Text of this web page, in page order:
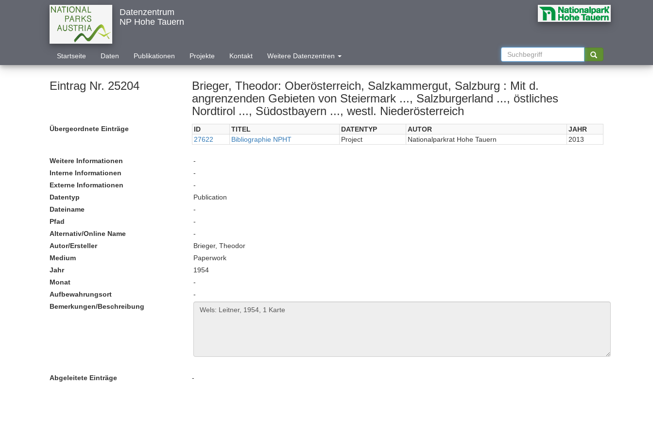
Datenzentrum
NP Hohe Tauern
Startseite Daten Publikationen Projekte Kontakt Weitere Datenzentren
Eintrag Nr. 25204
Brieger, Theodor: Oberösterreich, Salzkammergut, Salzburg : Mit d.
angrenzenden Gebieten von Steiermark ..., Salzburgerland ..., östliches
Nordtirol ..., Südostbayern ..., westl. Niederösterreich
Übergeordnete Einträge ID TITEL DATENTYP AUTOR
JAHR
27622
Bibliographie NPHT Project Nationalparkrat Hohe Tauern 2013
Weitere Informationen
-
Interne Informationen
-
Externe Informationen
-
Datentyp
Publication
Dateiname
-
Pfad
-
Alternativ/Online Name
-
Autor/Ersteller
Brieger, Theodor
Medium
Paperwork
Jahr
1954
Monat
-
Aufbewahrungsort
-
Bemerkungen/Beschreibung
Abgeleitete Einträge -